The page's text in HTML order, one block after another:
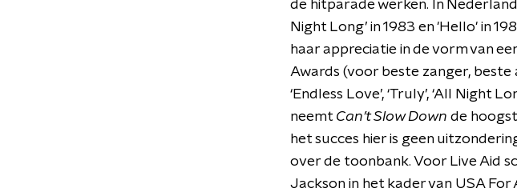
de hitparade werken. In
Night Long’ in 1983 en 'Hello' in
haar appreciatie in de vorm van
Awards (voor beste zanger, beste
‘Endless Love’, ‘Truly’, ‘All Night
neemt Can’t Slow Down de
het succes hier is geen
over de toonbank. Voor Live Aid
Jackson in het kader van USA For